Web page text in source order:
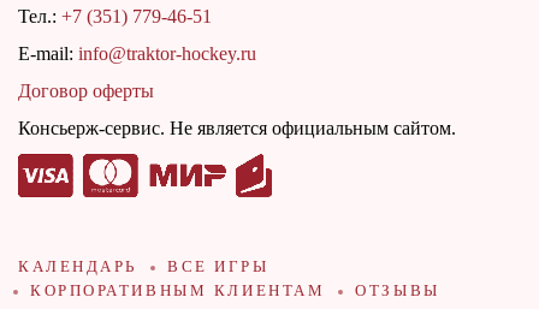
Тел.: +7 (351) 779-46-51
E-mail: info@traktor-hockey.ru
Договор оферты
Консьерж-сервис. Не является официальным сайтом.
КАЛЕНДАРЬ
ВСЕ ИГРЫ
КОРПОРАТИВНЫМ КЛИЕНТАМ
ОТЗЫВЫ